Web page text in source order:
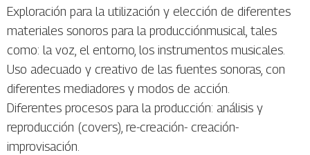
Exploración para la utilización y elección de diferentes
materiales sonoros para la producciónmusical, tales
como: la voz, el entorno, los instrumentos musicales.
Uso adecuado y creativo de las fuentes sonoras, con
diferentes mediadores y modos de acción.
Diferentes procesos para la producción: análisis y
reproducción (covers), re-creación- creación-
improvisación.